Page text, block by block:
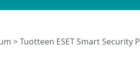
>Tuotteen ESET Smart Security